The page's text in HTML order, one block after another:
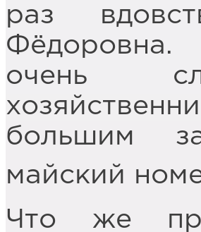
раз
Фёдоровна.
очень
большим
майский
Что же